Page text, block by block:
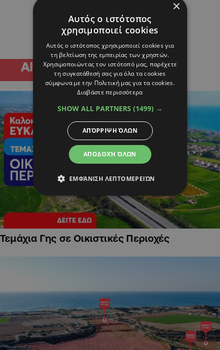
Τεμάχια Γης σε Οικιστικές Περιοχές
×
Αυτός ο ιστότοπος
χρησιμοποιεί cookies
Αυτός ο ιστότοπος χρησιμοποιεί cookies για
τη βελτίωση της εμπειρίας των χρηστών.
Χρησιμοποιώντας τον ιστότοπό μας, παρέχετε
τη συγκατάθεσή σας για όλα τα cookies
σύμφωνα με την Πολιτική μας για τα cookies.
Διαβάστε περισσότερα
SHOW ALL PARTNERS (1499) →
ΑΠΟΔΟΧΉ ΌΛΩΝ
ΑΠΌΡΡΙΨΗ ΌΛΩΝ
ΕΜΦΆΝΙΣΗ ΛΕΠΤΟΜΕΡΕΙΏΝ